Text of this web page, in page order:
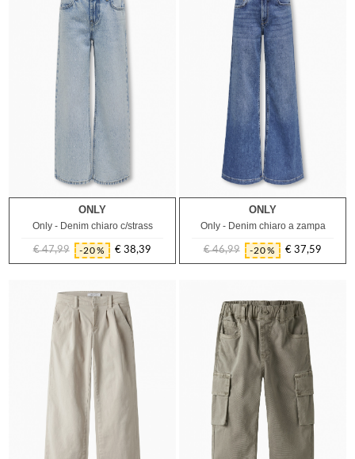
10A 11A
ONLY
Only - Denim chiaro c/strass
Prezzo
€ 47,99 -20%
Prezzo
€ 38,39
10A 11A
ONLY
Only - Denim chiaro a zampa
Prezzo
€ 46,99 -20%
Prezzo
€ 37,59